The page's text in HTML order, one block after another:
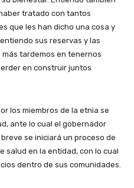
tratado con tantos
que les han dicho una cosa y
sus reservas y las
tardemos en tenernos
en construir juntos
los miembros de la etnia se
ante lo cual el gobernador
se iniciará un proceso de
salud en la entidad, con lo cual
dentro de sus comunidades.